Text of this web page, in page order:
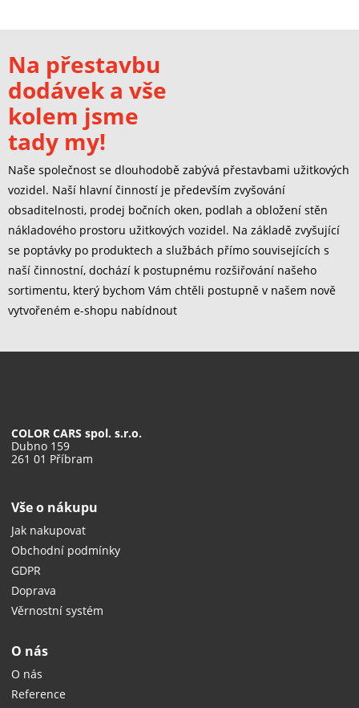
Na přestavbu
dodávek a vše
kolem jsme
tady my!
Naše společnost se dlouhodobě zabývá přestavbami užitkových
vozidel. Naší hlavní činností je především zvyšování
obsaditelnosti, prodej bočních oken, podlah a obložení stěn
nákladového prostoru užitkových vozidel. Na základě zvyšující
se poptávky po produktech a službách přímo souvisejících s
naší činnostní, dochází k postupnému rozšiřování našeho
sortimentu, který bychom Vám chtěli postupně v našem nově
vytvořeném e-shopu nabídnout
COLOR CARS spol. s.r.o.
Dubno 159
261 01 Příbram
Vše o nákupu
Jak nakupovat
Obchodní podmínky
GDPR
Doprava
Věrnostní systém
O nás
O nás
Reference